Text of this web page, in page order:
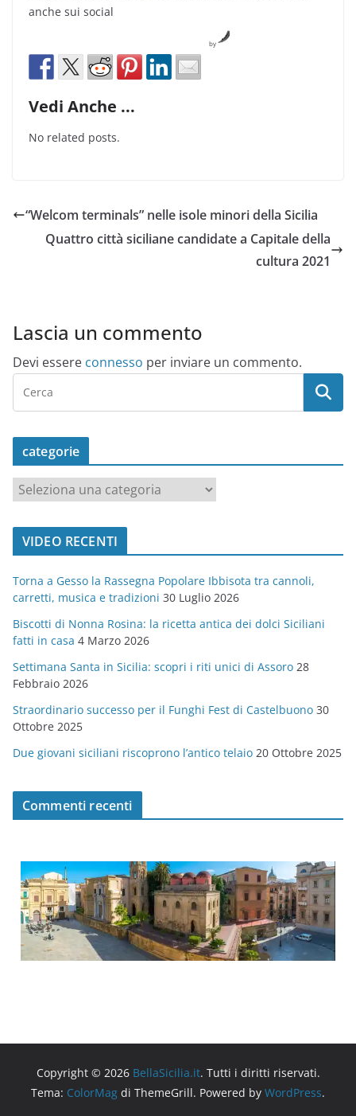
anche sui social
by
Vedi Anche ...
No related posts.
“Welcom terminals” nelle isole minori della Sicilia
Quattro città siciliane candidate a Capitale della
cultura 2021
Lascia un commento
Devi essere connesso per inviare un commento.
categorie
a
t
o
r
i
e
VIDEO RECENTI
Torna a Gesso la Rassegna Popolare Ibbisota tra cannoli,
carretti, musica e tradizioni 30 Luglio 2026
Biscotti di Nonna Rosina: la ricetta antica dei dolci Siciliani
fatti in casa 4 Marzo 2026
Settimana Santa in Sicilia: scopri i riti unici di Assoro 28
Febbraio 2026
Straordinario successo per il Funghi Fest di Castelbuono 30
Ottobre 2025
Due giovani siciliani riscoprono l’antico telaio 20 Ottobre 2025
Commenti recenti
Copyright © 2026 BellaSicilia.it. Tutti i diritti riservati.
Tema: ColorMag di ThemeGrill. Powered by WordPress.